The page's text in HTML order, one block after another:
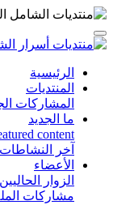
الرئيسية
المنتديات
المشاركات
ما الجديد
content
آخر النشاطات
الأعضاء
الزوار الحاليين
مشاركات